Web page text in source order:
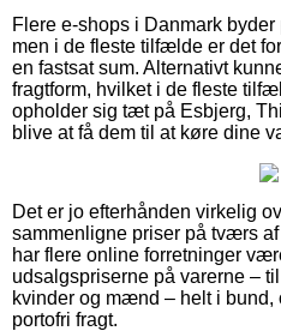
Flere e-shops i Danmark
men i de fleste tilfælde er det
en fastsat sum. Alternativt
fragtform, hvilket i de fleste
opholder sig tæt på Esbjerg,
blive at få dem til at køre dine
Det er jo efterhånden virkelig
sammenligne priser på tværs
har flere online forretninger
udsalgspriserne på varerne –
kvinder og mænd – helt i
portofri fragt.